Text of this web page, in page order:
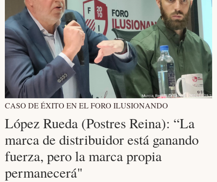
CASO DE ÉXITO EN EL FORO ILUSIONANDO
López Rueda (Postres Reina): “La
marca de distribuidor está ganando
fuerza, pero la marca propia
permanecerá"